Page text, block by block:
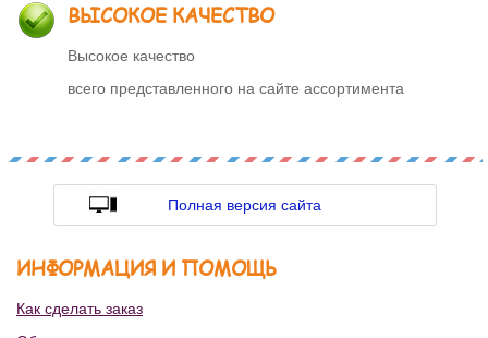
ВЫСОКОЕ КАЧЕСТВО
Высокое качество
всего представленного на сайте ассортимента
Полная версия сайта
ИНФОРМАЦИЯ И ПОМОЩЬ
Как сделать заказ